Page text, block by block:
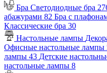
Бра Светодиодные бра
абажурами 82 Бра с
Классические бра 30
Настольные лампы
Офисные настольные лампы
лампы 43 Детские
настольные лампы 8